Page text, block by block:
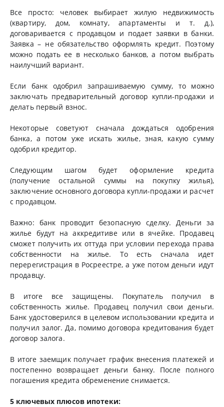
Все просто: человек выбирает жилую недвижимость
(квартиру, дом, комнату, апартаменты и т. д.),
договаривается с продавцом и подает заявки в банки.
Заявка – не обязательство оформлять кредит. Поэтому
можно подать ее в несколько банков, а потом выбрать
наилучший вариант.
Если банк одобрил запрашиваемую сумму, то можно
заключать предварительный договор купли-продажи и
делать первый взнос.
Некоторые советуют сначала дождаться одобрения
банка, а потом уже искать жилье, зная, какую сумму
одобрил кредитор.
Следующим шагом будет оформление кредита
(получение остальной суммы на покупку жилья),
заключение основного договора купли-продажи и расчет
с продавцом.
Важно: банк проводит безопасную сделку. Деньги за
жилье будут на аккредитиве или в ячейке. Продавец
сможет получить их оттуда при условии перехода права
собственности на жилье. То есть сначала идет
перерегистрация в Росреестре, а уже потом деньги идут
продавцу.
В итоге все защищены. Покупатель получил в
собственность жилье. Продавец получил свои деньги.
Банк удостоверился в целевом использовании кредита и
получил залог. Да, помимо договора кредитования будет
договор залога.
В итоге заемщик получает график внесения платежей и
постепенно возвращает деньги банку. После полного
погашения кредита обременение снимается.
5 ключевых плюсов ипотеки: